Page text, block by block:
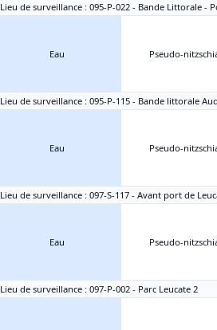
Lieu de surveillance : 095-P-022 - Bande Littorale -
Eau Pseudo-
Lieu de surveillance : 095-P-115 - Bande littorale
Eau Pseudo-
Lieu de surveillance : 097-S-117 - Avant port de
Eau Pseudo-
Lieu de surveillance : 097-P-002 - Parc Leucate 2